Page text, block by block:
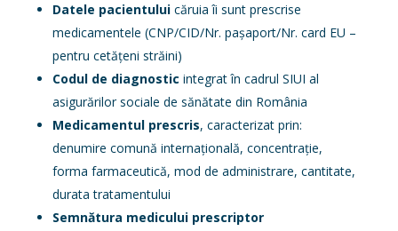
Datele pacientului căruia îi sunt prescrise
medicamentele (CNP/CID/Nr. pașaport/Nr. card EU –
pentru cetățeni străini)
Codul de diagnostic integrat în cadrul SIUI al
asigurărilor sociale de sănătate din România
Medicamentul prescris, caracterizat prin:
denumire comună internațională, concentrație,
forma farmaceutică, mod de administrare, cantitate,
durata tratamentului
Semnătura medicului prescriptor